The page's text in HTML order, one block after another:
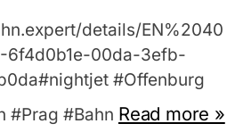
details/EN%2040
6f4d0b1e-00da-3efb-
#Offenburg
#Prag #Bahn Read more »